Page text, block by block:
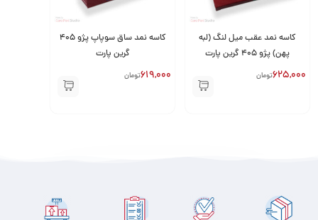
چرا کاسه نمد HMC برای سمند EF7 انتخاب مناسبی است؟
برند HMC یکی از تولیدکنندگان معتبر قطعات یدکی با کیفیت بالا و طول
عمر زیاد است. محصولات این برند با استانداردهای جهانی تولید می‌شوند
نکات نگهداری و نصب
کاسه نمد عقب میل لنگ (لبه
پهن) پژو 405 گرین پارت
625,000تومان
کاسه نمد ساق سوپاپ پژو 405
گرین پارت
619,000تومان